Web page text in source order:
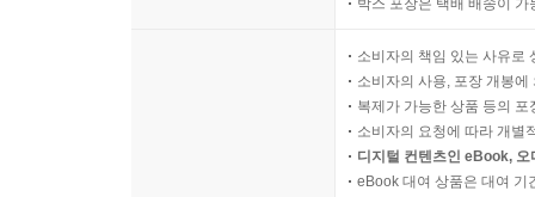
박스 포장은 택배 배송이
소비자의 책임 있는 사유로
소비자의 사용, 포장 개봉
복제가 가능한 상품 등의
소비자의 요청에 따라 개별
디지털 컨텐츠인 eBook,
eBook 대여 상품은 대여 기